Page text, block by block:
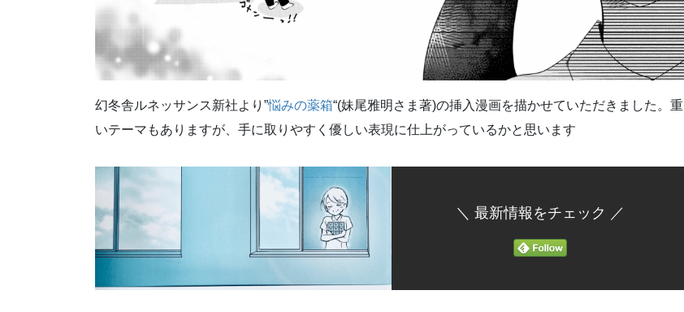
幻冬舎ルネッサンス新社より”悩みの薬箱“(妹尾雅明さま著)の挿入漫画を描かせていただきました。重
いテーマもありますが、手に取りやすく優しい表現に仕上がっているかと思います
＼ 最新情報をチェック ／